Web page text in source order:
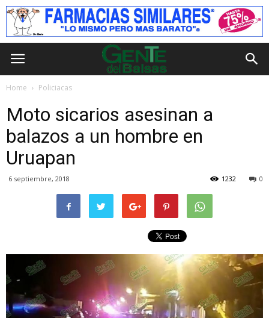
Home Policiacas
Moto sicarios asesinan a
balazos a un hombre en
Uruapan
6 septiembre, 2018 0
1232